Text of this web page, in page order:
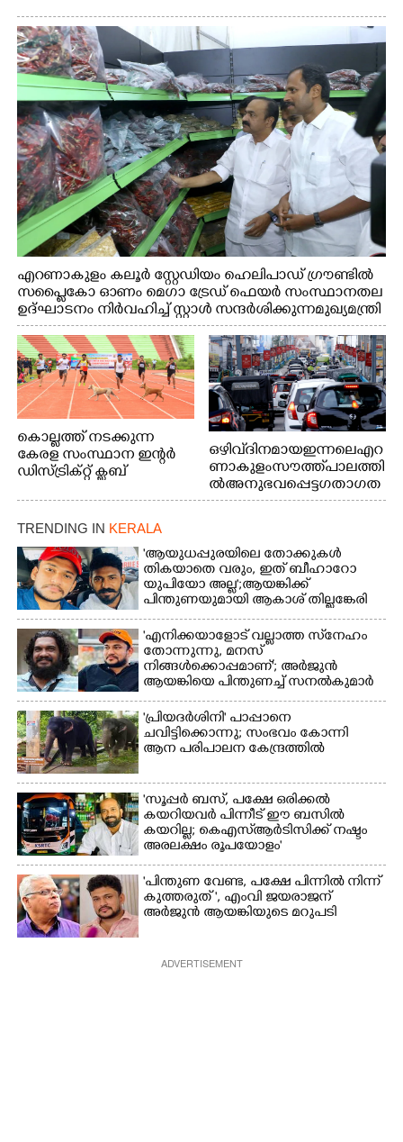
എറണാകുളം കലൂർ സ്റ്റേഡിയം ഹെലിപാഡ് ഗ്രൗണ്ടിൽ
സപ്ളൈകോ ഓണം മെഗാ ട്രേഡ് ഫെയർ സംസ്ഥാനതല
ഉദ്ഘാടനം നിർവഹിച്ച് സ്റ്റാൾ സന്ദർശിക്കുന്ന മുഖ്യമന്ത്രി
വി.ഡി. സതീശൻ. മന്ത്രി അനൂപ് ജേക്കബ് സമീപം
കൊല്ലത്ത് നടക്കുന്ന
കേരള സംസ്ഥാന ഇന്റർ
ഡിസ്ട്രിക്റ്റ് ക്ലബ്
ചാമ്പ്യൻഷിപ്പിൽ അണ്ടർ
20 ആൺകുട്ടികളുടെ 200
മത്സരത്തിനിടെ സിന്തറ്റിക്
ട്രാക്കിന് കുറുകെ ഓടുന്ന
നായകൾ.
ഒഴിവ് ദിനമായ ഇന്നലെ എറ
ണാകുളം സൗത്ത് പാലത്തി
ൽ അനുഭവപ്പെട്ട ഗതാഗത
ക്കുരുക്ക്
TRENDING IN KERALA
'ആയുധപ്പുരയിലെ തോക്കുകൾ
തികയാതെ വരും, ഇത് ബീഹാറോ
യുപിയോ അല്ല';ആയങ്കിക്ക്
പിന്തുണയുമായി ആകാശ് തില്ലങ്കേരി
'എനിക്കയാളോട് വല്ലാത്ത സ്‌നേഹം
തോന്നുന്നു, മനസ്
നിങ്ങൾക്കൊപ്പമാണ്'; അർജുൻ
ആയങ്കിയെ പിന്തുണച്ച് സനൽകുമാർ
'പ്രിയദർശിനി' പാപ്പാനെ
ചവിട്ടിക്കൊന്നു; സംഭവം കോന്നി
ആന പരിപാലന കേന്ദ്രത്തിൽ
'സൂപ്പർ ബസ്, പക്ഷേ ഒരിക്കൽ
കയറിയവർ പിന്നീട് ഈ ബസിൽ
കയറില്ല; കെഎസ്ആർടിസിക്ക് നഷ്ടം
അരലക്ഷം രൂപയോളം'
"പിന്തുണ വേണ്ട,​ പക്ഷേ പിന്നിൽ നിന്ന്
കുത്തരുത് ", എംവി ജയരാജന്
അർജുൻ ആയങ്കിയുടെ മറുപടി
ADVERTISEMENT